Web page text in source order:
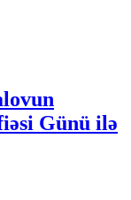
Günü ilə